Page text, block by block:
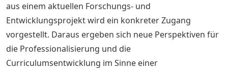
aus einem aktuellen Forschungs- und
Entwicklungsprojekt wird ein konkreter Zugang
vorgestellt. Daraus ergeben sich neue Perspektiven für
die Professionalisierung und die
Curriculumsentwicklung im Sinne einer